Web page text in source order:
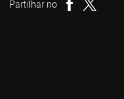
Partilhar no